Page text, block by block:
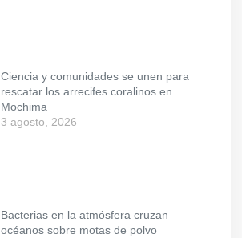
Ciencia y comunidades se unen para
rescatar los arrecifes coralinos en
Mochima
3 agosto, 2026
Bacterias en la atmósfera cruzan
océanos sobre motas de polvo